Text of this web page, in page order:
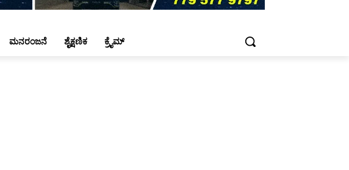
ಮನರಂಜನೆ ಶೈಕ್ಷಣಿಕ ಕ್ರೈಮ್